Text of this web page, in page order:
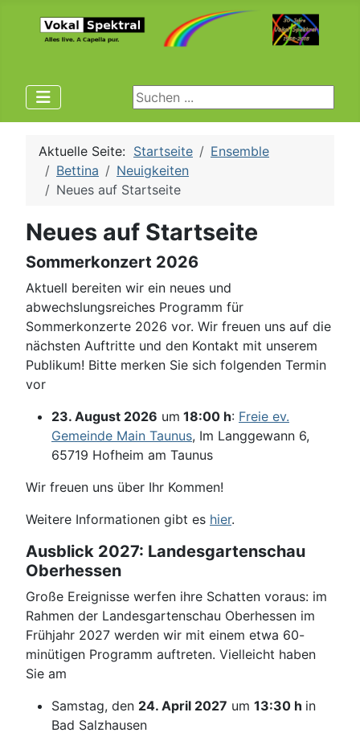
Suchen ...
Aktuelle Seite: Startseite
Ensemble
Bettina
Neuigkeiten
Neues auf Startseite
Neues auf Startseite
Sommerkonzert 2026
Aktuell bereiten wir ein neues und
abwechslungsreiches Programm für
Sommerkonzerte 2026 vor. Wir freuen uns auf die
nächsten Auftritte und den Kontakt mit unserem
Publikum! Bitte merken Sie sich folgenden Termin
vor
23. August 2026 um 18:00 h: Freie ev.
Gemeinde Main Taunus, Im Langgewann 6,
65719 Hofheim am Taunus
Wir freuen uns über Ihr Kommen!
Weitere Informationen gibt es hier.
Ausblick 2027: Landesgartenschau
Oberhessen
Große Ereignisse werfen ihre Schatten voraus: im
Rahmen der Landesgartenschau Oberhessen im
Frühjahr 2027 werden wir mit einem etwa 60-
minütigen Programm auftreten. Vielleicht haben
Sie am
Samstag, den 24. April 2027 um 13:30 h in
Bad Salzhausen